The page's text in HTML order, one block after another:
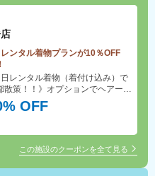
ンタル着物プランが10％OFF
OFF
日レンタル着物（着付け込み）で
散策！！》オプションでヘアーセ
もできるので、気軽にお越しくだ
！
この施設のクーポンを全て見る